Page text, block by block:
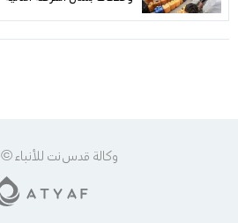
وكالة قدس نت للأنباء © 2026